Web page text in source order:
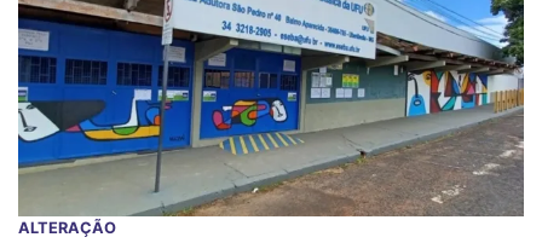
ALTERAÇÃO